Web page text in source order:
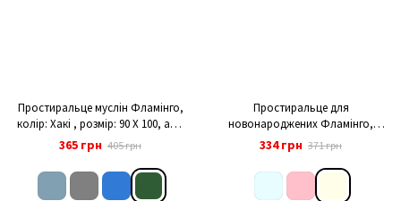
Простиральце муслін Фламінго,
колір: Хакі , розмір: 90 X 100, арт.
421-124
365 грн 405 грн
Простиральце для
новонароджених Фламінго,
колір: Молочний , розмір: 90 Х 85,
арт. 421-122
334 грн 371 грн